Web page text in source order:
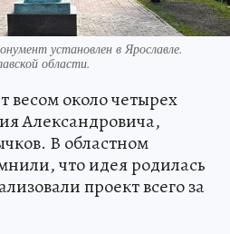
установлен в Ярославле.
области.
около четырех
Александровича,
В областном
что идея родилась
проект всего за